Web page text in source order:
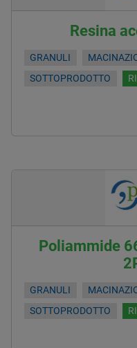
Resina
GRANULI
SOTTOPRODOTTO
Poliammide
GRANULI
SOTTOPRODOTTO